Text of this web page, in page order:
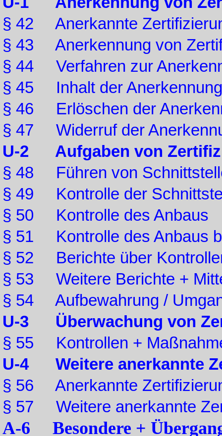
§ 42 Anerkannte
§ 43 Anerkennung von
§ 44 Verfahren zur
§ 45 Inhalt der Anerkennung
§ 46 Erlöschen der
§ 47 Widerruf der
U-2 Aufgaben von
§ 48 Führen von
§ 49 Kontrolle der
§ 50 Kontrolle des Anbaus
§ 51 Kontrolle des Anbaus
§ 52 Berichte über
§ 53 Weitere Berichte +
§ 54 Aufbewahrung /
U-3 Überwachung von
§ 55 Kontrollen +
U-4 Weitere anerkannte
§ 56 Anerkannte
§ 57 Weitere anerkannte
A-6 Besondere +